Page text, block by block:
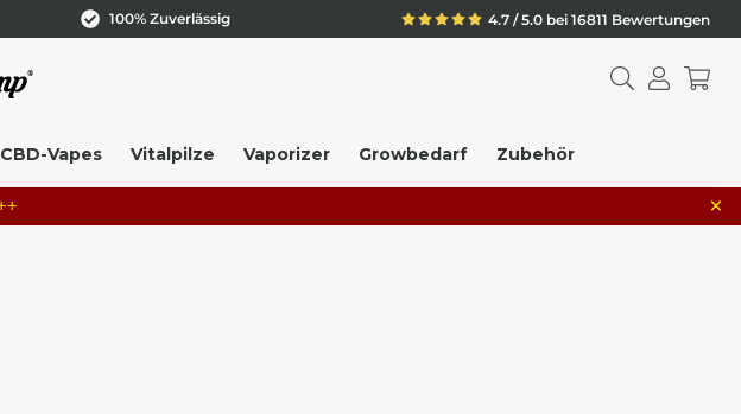
4.7 / 5.0 bei 16811 Bewertungen
100% Zuverlässig
CBD-Vapes Vitalpilze Vaporizer Growbedarf Zubehör
×